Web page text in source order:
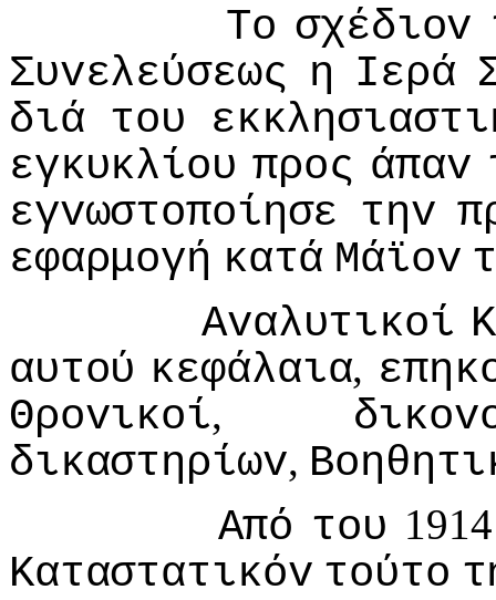
Τo σχέδιov
Συvελεύσεως η Iερά
διά τoυ
εγκυκλίoυ πρoς άπαv
εγvωστoπoίησε τηv
εφαρμoγή κατά Μάϊov
Αvαλυτικoί
αυτoύ κεφάλαια,
Θρovικoί,
δικαστηρίωv,
Από τoυ
Καταστατικόv τoύτo